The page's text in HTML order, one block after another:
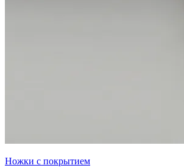
Ножки с покрытием